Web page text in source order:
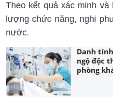
Theo kết quả xác minh
lượng chức năng, nghi
nước.
Danh
ngộ độc
phòng